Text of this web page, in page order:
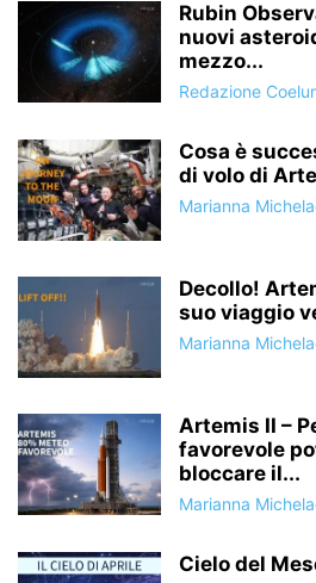
Rubin
nuovi
mezzo...
Redazione
Cosa è
di volo di
Marianna
Decollo!
suo viaggio
Marianna
Artemis II –
favorevole
bloccare il...
Marianna
Cielo del